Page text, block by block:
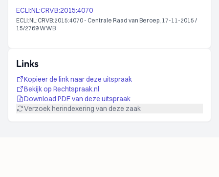
ECLI:NL:CRVB:2015:4070
ECLI:NL:CRVB:2015:4070 - Centrale Raad van Beroep, 17-11-2015 /
15/2769 WWB
Links
Kopieer de link naar deze uitspraak
Bekijk op Rechtspraak.nl
Download PDF van deze uitspraak
Verzoek herindexering van deze zaak